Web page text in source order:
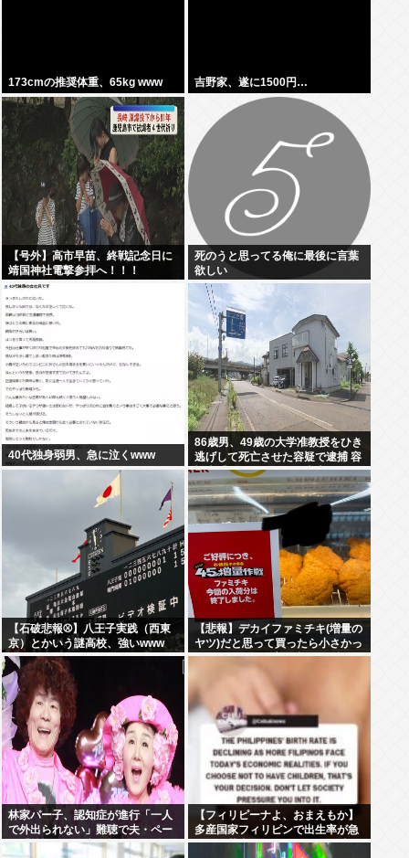
173cmの推奨体重、65kg www 吉野家、遂に1500円…
【号外】高市早苗、終戦記念日に
靖国神社電撃参拝へ！！！
死のうと思ってる俺に最後に言葉
欲しい
40代独身弱男、急に泣くwww
86歳男、49歳の大学准教授をひき
逃げして死亡させた容疑で逮捕 容
疑者「ぶつかったのは大木」と否
認
【石破悲報⚾】八王子実践（西東
京）とかいう謎高校、強いwww
【悲報】デカイファミチキ(増量の
ヤツ)だと思って買ったら小さかっ
たからわざわざ店に戻って確認し
たら！！！！
林家パー子、認知症が進行「一人
で外出られない」難聴で夫・ペー
と「筆談」…自宅全焼から約1年
【フィリピーナよ、おまえもか】
多産国家フィリピンで出生率が急
降下、若者はSEXよりSNSの時代